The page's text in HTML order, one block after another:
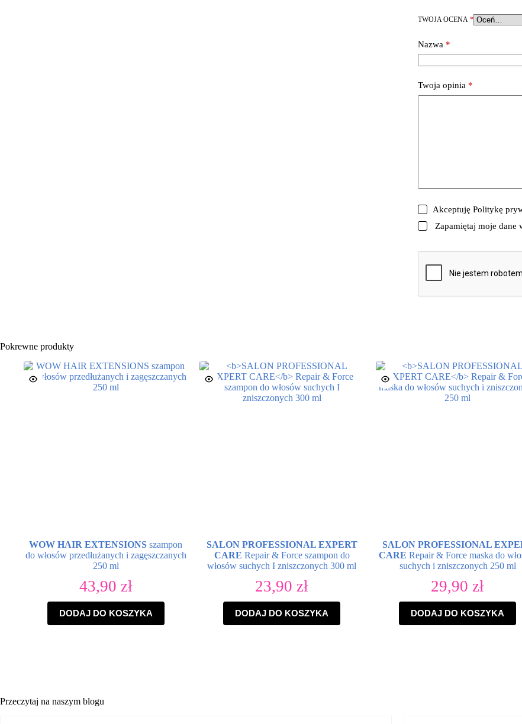
TWOJA OCENA *
Nazwa *
Twoja opinia *
Akceptuję Politykę
Zapamiętaj moje dane
Pokrewne produkty
WOW HAIR EXTENSIONS szampon
do włosów przedłużanych i zagęszczanych
250 ml
43,90 zł
DODAJ DO KOSZYKA
SALON PROFESSIONAL EXPERT
CARE Repair & Force szampon do
włosów suchych I zniszczonych 300 ml
23,90 zł
DODAJ DO KOSZYKA
SALON PROFESSIONAL
CARE Repair & Force maska do
suchych i zniszczonych 250 ml
29,90 zł
DODAJ DO KOSZYKA
Przeczytaj na naszym blogu